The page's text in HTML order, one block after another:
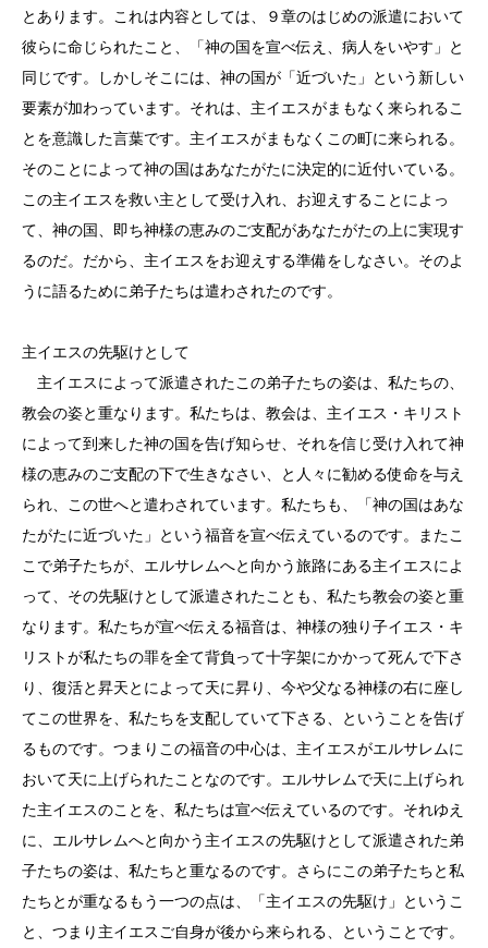
とあります。これは内容としては、９章のはじめの派遣において
彼らに命じられたこと、「神の国を宣べ伝え、病人をいやす」と
同じです。しかしそこには、神の国が「近づいた」という新しい
要素が加わっています。それは、主イエスがまもなく来られるこ
とを意識した言葉です。主イエスがまもなくこの町に来られる。
そのことによって神の国はあなたがたに決定的に近付いている。
この主イエスを救い主として受け入れ、お迎えすることによっ
て、神の国、即ち神様の恵みのご支配があなたがたの上に実現す
るのだ。だから、主イエスをお迎えする準備をしなさい。そのよ
うに語るために弟子たちは遣わされたのです。
主イエスの先駆けとして
主イエスによって派遣されたこの弟子たちの姿は、私たちの、
教会の姿と重なります。私たちは、教会は、主イエス・キリスト
によって到来した神の国を告げ知らせ、それを信じ受け入れて神
様の恵みのご支配の下で生きなさい、と人々に勧める使命を与え
られ、この世へと遣わされています。私たちも、「神の国はあな
たがたに近づいた」という福音を宣べ伝えているのです。またこ
こで弟子たちが、エルサレムへと向かう旅路にある主イエスによ
って、その先駆けとして派遣されたことも、私たち教会の姿と重
なります。私たちが宣べ伝える福音は、神様の独り子イエス・キ
リストが私たちの罪を全て背負って十字架にかかって死んで下さ
り、復活と昇天とによって天に昇り、今や父なる神様の右に座し
てこの世界を、私たちを支配していて下さる、ということを告げ
るものです。つまりこの福音の中心は、主イエスがエルサレムに
おいて天に上げられたことなのです。エルサレムで天に上げられ
た主イエスのことを、私たちは宣べ伝えているのです。それゆえ
に、エルサレムへと向かう主イエスの先駆けとして派遣された弟
子たちの姿は、私たちと重なるのです。さらにこの弟子たちと私
たちとが重なるもう一つの点は、「主イエスの先駆け」というこ
と、つまり主イエスご自身が後から来られる、ということです。